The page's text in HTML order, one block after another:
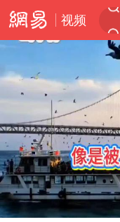
视频
Play
00:00